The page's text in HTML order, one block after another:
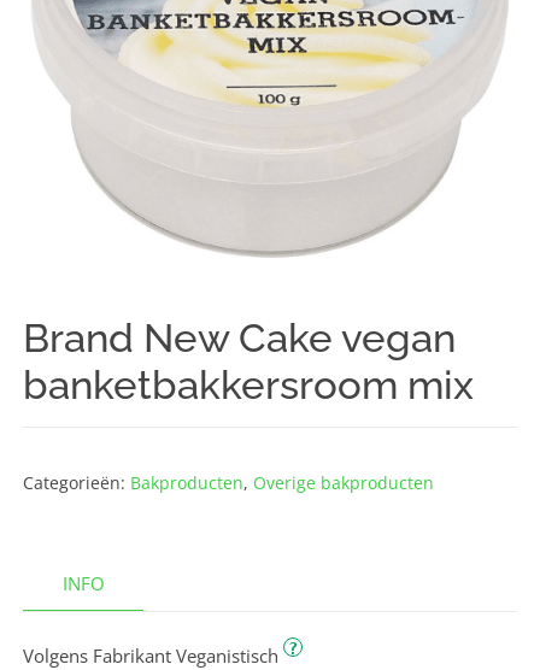
Brand New Cake vegan
banketbakkersroom mix
Categorieën: Bakproducten, Overige bakproducten
INFO
Volgens Fabrikant Veganistisch ?